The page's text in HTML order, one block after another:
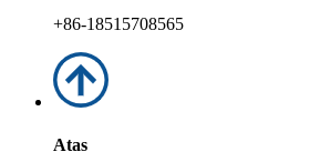
+86-18515708565
Atas